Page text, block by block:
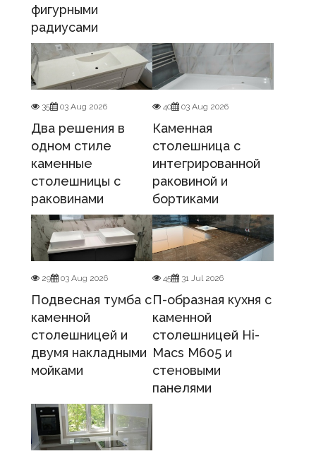
фигурными
радиусами
35 03 Aug 2026
Два решения в
одном стиле
каменные
столешницы с
раковинами
40 03 Aug 2026
Каменная
столешница с
интегрированной
раковиной и
бортиками
29 03 Aug 2026
Подвесная тумба с
каменной
столешницей и
двумя накладными
мойками
45 31 Jul 2026
П-образная кухня с
каменной
столешницей Hi-
Macs M605 и
стеновыми
панелями